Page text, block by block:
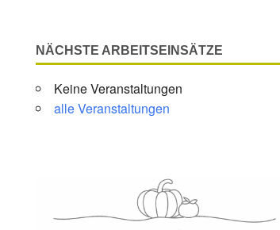
NÄCHSTE ARBEITSEINSÄTZE
Keine Veranstaltungen
alle Veranstaltungen